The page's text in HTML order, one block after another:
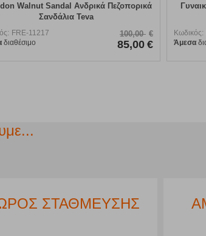
Walnut Sandal Ανδρικά Πεζοπορικά
Σανδάλια Teva
FRE-11217
διαθέσιμο
100,00 €
85,00 €
Κωδικός:
Άμεσα
ΣΤΑΘΜΕΥΣΗΣ